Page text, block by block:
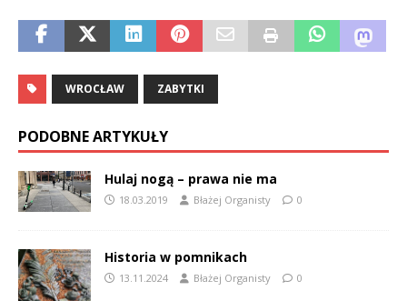
WROCŁAW ZABYTKI
PODOBNE ARTYKUŁY
Hulaj nogą – prawa nie ma
18.03.2019 Błażej Organisty 0
Historia w pomnikach
13.11.2024 Błażej Organisty 0